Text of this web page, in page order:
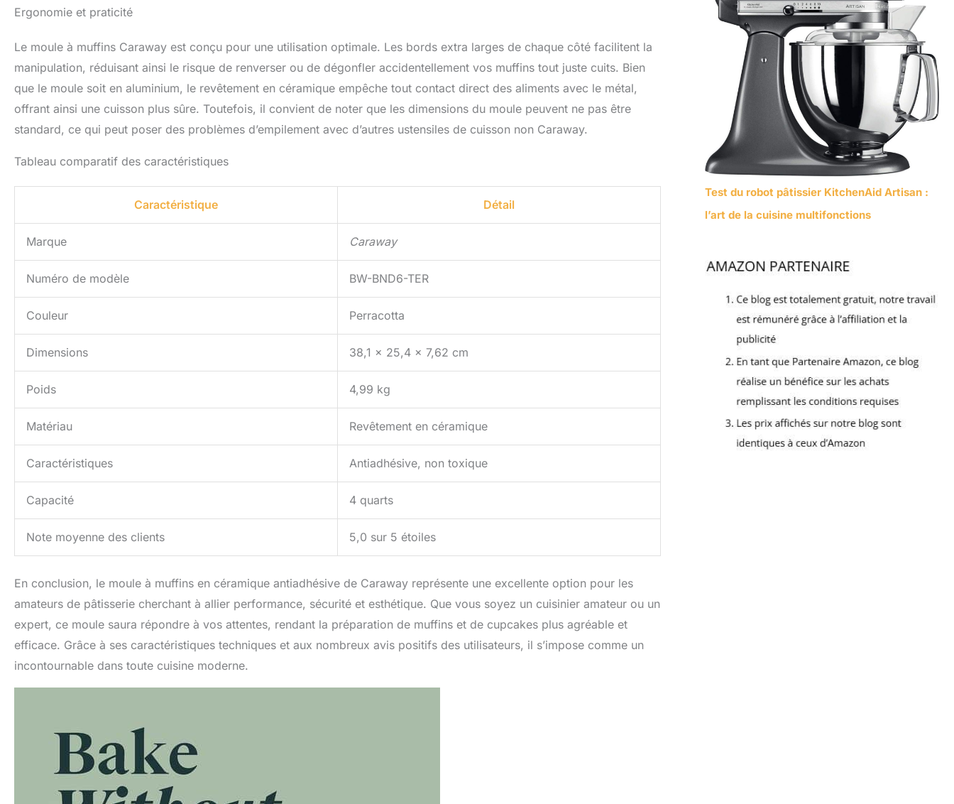
Ergonomie et praticité
Le moule à muffins Caraway est conçu pour une utilisation optimale. Les bords extra larges de chaque côté facilitent la
manipulation, réduisant ainsi le risque de renverser ou de dégonfler accidentellement vos muffins tout juste cuits. Bien
que le moule soit en aluminium, le revêtement en céramique empêche tout contact direct des aliments avec le métal,
offrant ainsi une cuisson plus sûre. Toutefois, il convient de noter que les dimensions du moule peuvent ne pas être
standard, ce qui peut poser des problèmes d’empilement avec d’autres ustensiles de cuisson non Caraway.
Tableau comparatif des caractéristiques
Caractéristique Détail
Marque Caraway
Numéro de modèle BW-BND6-TER
Couleur Perracotta
Dimensions 38,1 x 25,4 x 7,62 cm
Poids 4,99 kg
Matériau Revêtement en céramique
Caractéristiques Antiadhésive, non toxique
Capacité 4 quarts
Note moyenne des clients 5,0 sur 5 étoiles
En conclusion, le moule à muffins en céramique antiadhésive de Caraway représente une excellente option pour les
amateurs de pâtisserie cherchant à allier performance, sécurité et esthétique. Que vous soyez un cuisinier amateur ou un
expert, ce moule saura répondre à vos attentes, rendant la préparation de muffins et de cupcakes plus agréable et
efficace. Grâce à ses caractéristiques techniques et aux nombreux avis positifs des utilisateurs, il s’impose comme un
incontournable dans toute cuisine moderne.
Test du robot pâtissier KitchenAid Artisan :
l’art de la cuisine multifonctions